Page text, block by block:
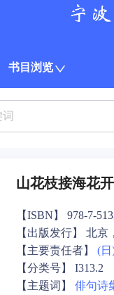
书目浏览
山花枝接海花
【ISBN】 978-7-
【出版发行】 北京
【主要责任者】 (
【分类号】 I313.2
【主题词】 俳句诗